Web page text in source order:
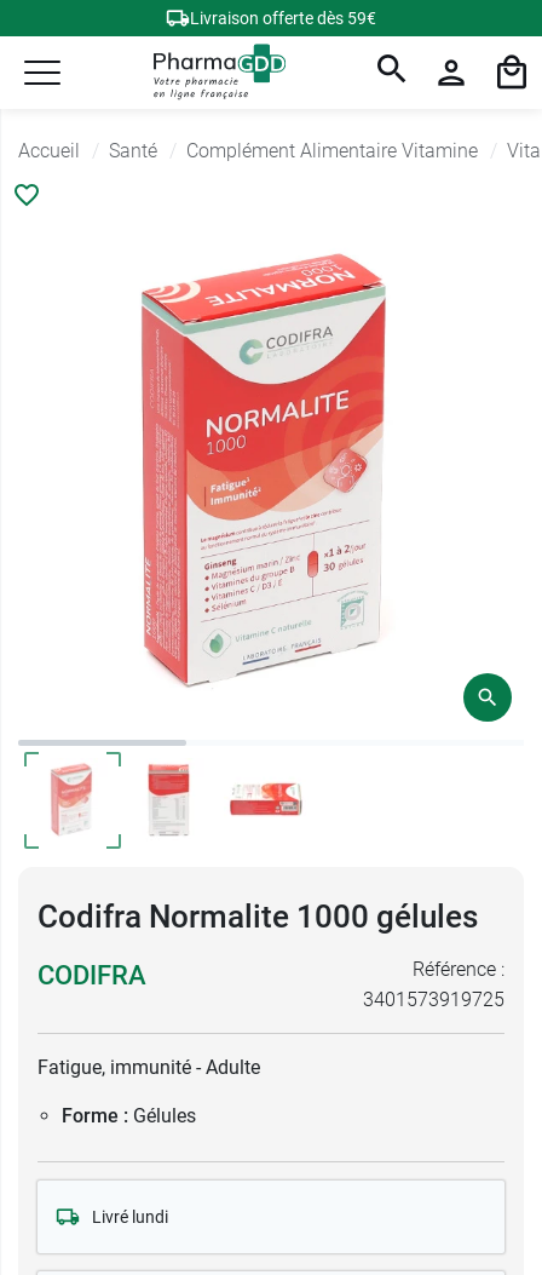
Livraison offerte dès 59€
Accueil Santé Complément Alimentaire Vitamine
Codifra Normalite 1000 gélules
CODIFRA
Référence :
3401573919725
Fatigue, immunité - Adulte
Forme : Gélules
Livré lundi